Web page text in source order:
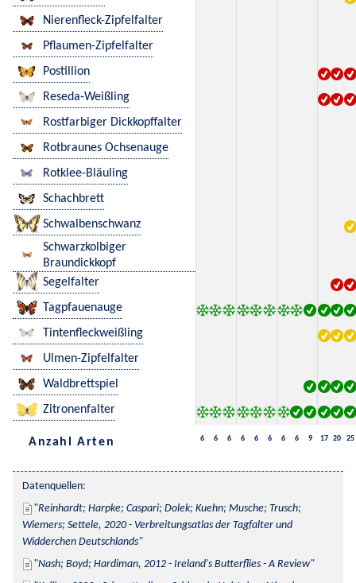
Nierenfleck-Zipfelfalter
Pflaumen-Zipfelfalter
Postillion
Reseda-Weißling
Rostfarbiger Dickkopffalter
Rotbraunes Ochsenauge
Rotklee-Bläuling
Schachbrett
Schwalbenschwanz
Schwarzkolbiger
Braundickkopf
Segelfalter
Tagpfauenauge
Tintenfleckweißling
Ulmen-Zipfelfalter
Waldbrettspiel
Zitronenfalter
Anzahl Arten 6 6 6 6 6 6 6 6 9 17 20 25
Datenquellen:
Reinhardt; Harpke; Caspari; Dolek; Kuehn; Musche; Trusch;
Wiemers; Settele, 2020 - Verbreitungsatlas der Tagfalter und
Widderchen Deutschlands
Nash; Boyd; Hardiman, 2012 - Ireland's Butterflies - A Review